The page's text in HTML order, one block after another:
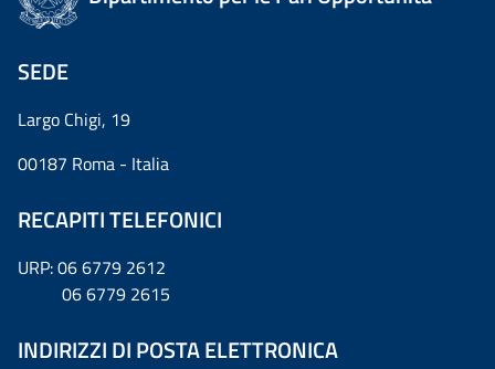
SEDE
Largo Chigi, 19
00187 Roma - Italia
RECAPITI TELEFONICI
URP: 06 6779 2612
06 6779 2615
INDIRIZZI DI POSTA ELETTRONICA